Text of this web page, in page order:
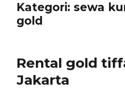
Kategori:sewa
gold
Rental gold
Jakarta